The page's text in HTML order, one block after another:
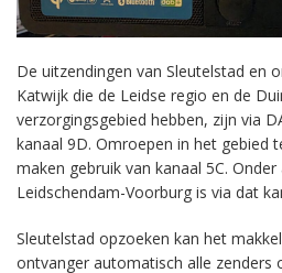
De uitzendingen van Sleutelstad en
Katwijk die de Leidse regio en de
verzorgingsgebied hebben, zijn via
kanaal 9D. Omroepen in het gebied
maken gebruik van kanaal 5C.
Leidschendam-Voorburg is via dat
Sleutelstad opzoeken kan het
ontvanger automatisch alle zenders